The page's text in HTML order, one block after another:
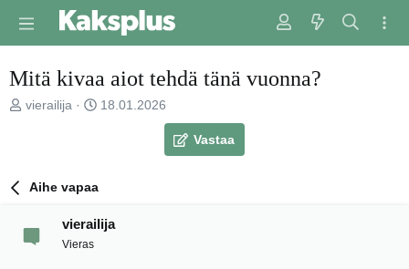
Mitä kivaa aiot tehdä tänä vuonna?
V
e
t
vierailija
E
i
18.01.2026
Vastaa
Aihe vapaa
vierailija
Vieras